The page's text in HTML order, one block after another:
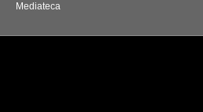
Mediateca